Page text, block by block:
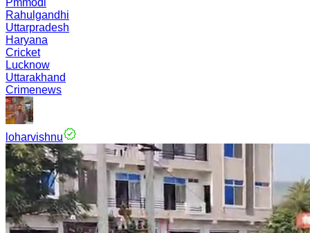
Pmmodi
Rahulgandhi
Uttarpradesh
Haryana
Cricket
Lucknow
Uttarakhand
Crimenews
loharvishnu